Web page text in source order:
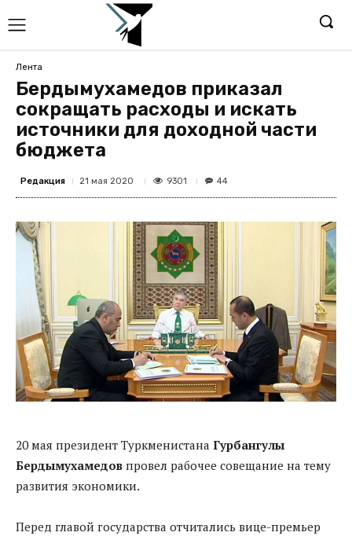
Лента
Бердымухамедов приказал
сокращать расходы и искать
источники для доходной части
бюджета
Редакция 21 мая 2020 9301 44
20 мая президент Туркменистана Гурбангулы
Бердымухамедов провел рабочее совещание на тему
развития экономики.
Перед главой государства отчитались вице-премьер